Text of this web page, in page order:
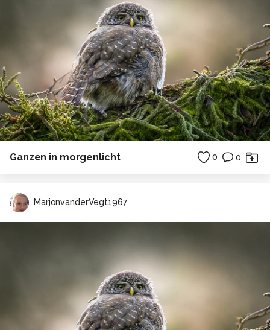
Ganzen in morgenlicht 0 0
MarjonvanderVegt1967